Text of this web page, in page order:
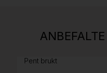
Pent brukt